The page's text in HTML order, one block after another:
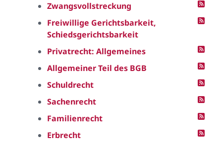
Zwangsvollstreckung
Freiwillige Gerichtsbarkeit,
Schiedsgerichtsbarkeit
Privatrecht: Allgemeines
Allgemeiner Teil des BGB
Schuldrecht
Sachenrecht
Familienrecht
Erbrecht